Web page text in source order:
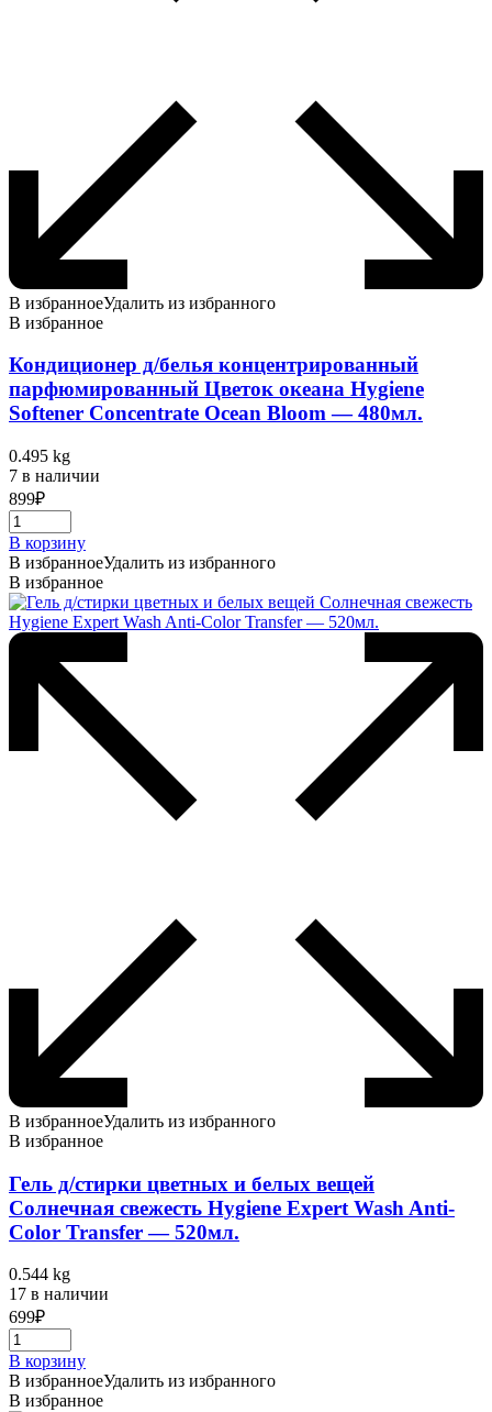
В избранноеУдалить из избранного
В избранное
Кондиционер д/белья концентрированный
парфюмированный Цветок океана Hygiene
Softener Concentrate Ocean Bloom — 480мл.
0.495 kg
7 в наличии
899₽
В корзину
В избранноеУдалить из избранного
В избранное
В избранноеУдалить из избранного
В избранное
Гель д/стирки цветных и белых вещей
Солнечная свежесть Hygiene Expert Wash Anti-
Color Transfer — 520мл.
0.544 kg
17 в наличии
699₽
В корзину
В избранноеУдалить из избранного
В избранное